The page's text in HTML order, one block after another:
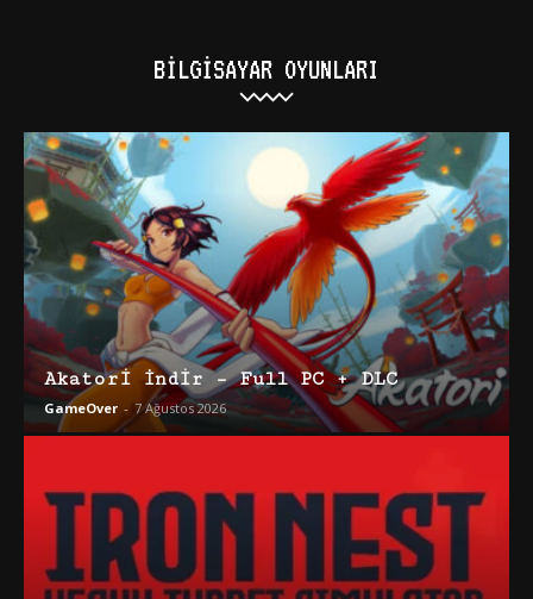
BILGISAYAR OYUNLARI
Akatori İndir – Full PC + DLC
GameOver - 7 Ağustos 2026